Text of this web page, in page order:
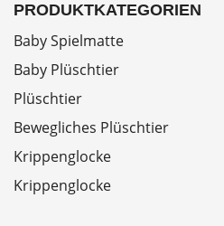
PRODUKTKATEGORIEN
Baby Spielmatte
Baby Plüschtier
Plüschtier
Bewegliches Plüschtier
Krippenglocke
Krippenglocke